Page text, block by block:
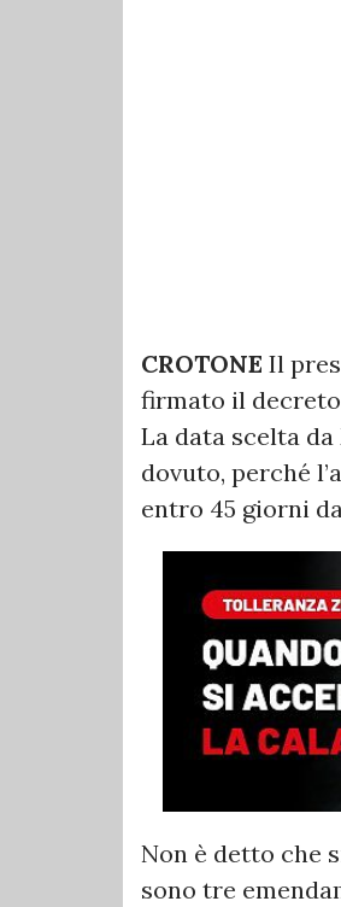
CROTONE Il
firmato il
La data scelta
dovuto, perché
entro 45 giorni
Non è detto che
sono tre